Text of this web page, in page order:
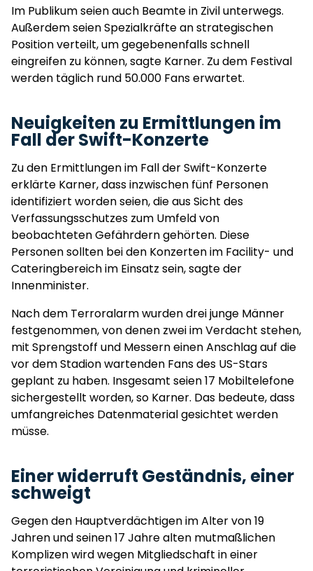
Im Publikum seien auch Beamte in Zivil unterwegs.
Außerdem seien Spezialkräfte an strategischen
Position verteilt, um gegebenenfalls schnell
eingreifen zu können, sagte Karner. Zu dem Festival
werden täglich rund 50.000 Fans erwartet.
Neuigkeiten zu Ermittlungen im
Fall der Swift-Konzerte
Zu den Ermittlungen im Fall der Swift-Konzerte
erklärte Karner, dass inzwischen fünf Personen
identifiziert worden seien, die aus Sicht des
Verfassungsschutzes zum Umfeld von
beobachteten Gefährdern gehörten. Diese
Personen sollten bei den Konzerten im Facility- und
Cateringbereich im Einsatz sein, sagte der
Innenminister.
Nach dem Terroralarm wurden drei junge Männer
festgenommen, von denen zwei im Verdacht stehen,
mit Sprengstoff und Messern einen Anschlag auf die
vor dem Stadion wartenden Fans des US-Stars
geplant zu haben. Insgesamt seien 17 Mobiltelefone
sichergestellt worden, so Karner. Das bedeute, dass
umfangreiches Datenmaterial gesichtet werden
müsse.
Einer widerruft Geständnis, einer
schweigt
Gegen den Hauptverdächtigen im Alter von 19
Jahren und seinen 17 Jahre alten mutmaßlichen
Komplizen wird wegen Mitgliedschaft in einer